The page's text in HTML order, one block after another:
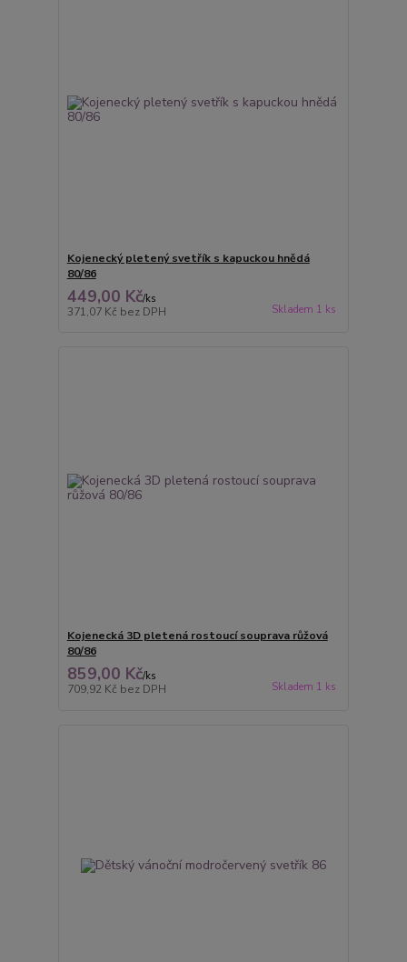
Kojenecký pletený svetřík s kapuckou hnědá
80/86
449,00 Kč/ks
371,07 Kč bez DPH Skladem 1 ks
Kojenecká 3D pletená rostoucí souprava růžová
80/86
859,00 Kč/ks
709,92 Kč bez DPH Skladem 1 ks